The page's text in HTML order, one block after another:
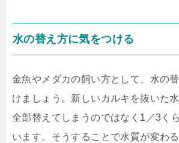
水の替え方に気をつける
金魚やメダカの飼い方として、水の
けましょう。新しいカルキを抜いた
全部替えてしまうのではなく1／3く
います。そうすることで水質が変わ